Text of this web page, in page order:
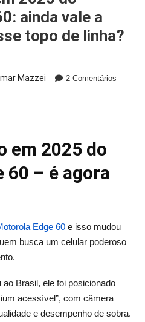
ainda vale a
topo de linha?
Mazzei 2 ComentáriosEm
Vale
Linha?
em 2025 do
60 – é agora
Edge 60e isso mudou
busca um celular poderoso
Brasil, ele foi posicionado
acessível”, com câmera
e desempenho de sobra.